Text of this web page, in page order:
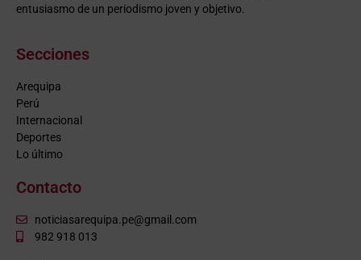
entusiasmo de un periodismo joven y objetivo.
Secciones
Arequipa
Perú
Internacional
Deportes
Lo último
Contacto
noticiasarequipa.pe@gmail.com
982 918 013